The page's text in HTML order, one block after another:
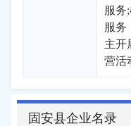
服务
服务
主开
营活
固安县企业名录